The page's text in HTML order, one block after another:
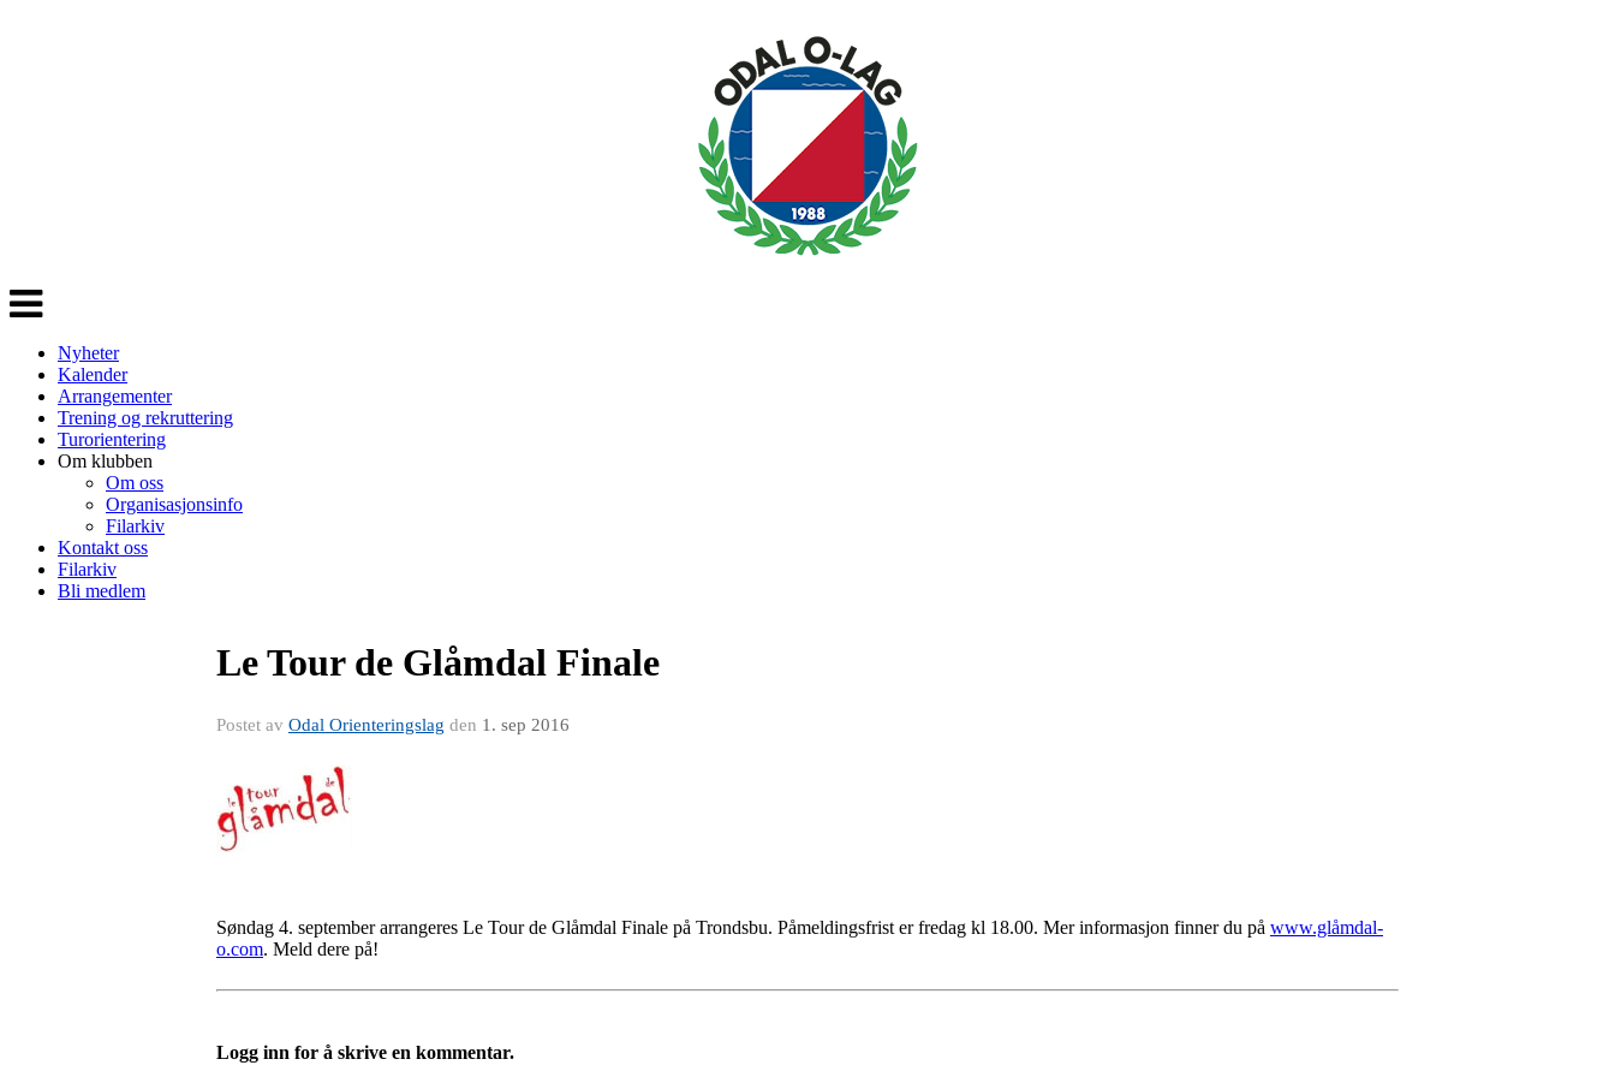
Veksle
navigasjon
Nyheter
Kalender
Arrangementer
Trening og rekruttering
Turorientering
Om klubben
Om oss
Organisasjonsinfo
Filarkiv
Kontakt oss
Filarkiv
Bli medlem
Le Tour de Glåmdal Finale
Postet av Odal Orienteringslag den 1. sep 2016
Søndag 4. september arrangeres Le Tour de Glåmdal Finale på Trondsbu. Påmeldingsfrist er fredag kl 18.00. Mer informasjon finner du på www.glåmdal-
o.com. Meld dere på!
Logg inn for å skrive en kommentar.